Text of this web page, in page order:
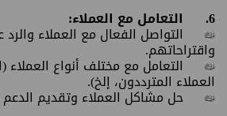
6.
التعامل مع العملاء:
• التواصل الفعال مع العملاء
واقتراحاتهم.
• التعامل مع مختلف أنواع العملاء
العملاء المترددون، إلخ).
•
حل مشاكل العملاء وتقديم الدعم